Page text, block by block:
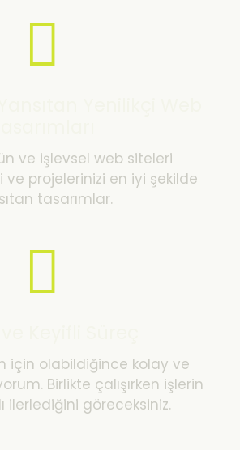
ve işlevsel web siteleri
ve projelerinizi en iyi şekilde
tasarımlar.
için olabildiğince kolay ve
Birlikte çalışırken işlerin
ilerlediğini göreceksiniz.